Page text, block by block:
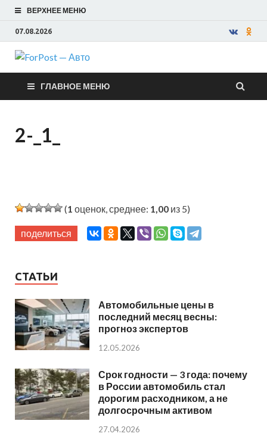
ВЕРХНЕЕ МЕНЮ
07.08.2026
ForPost —
Авто
ГЛАВНОЕ МЕНЮ
2-_1_
(1 оценок, среднее: 1,00 из 5)
поделиться
СТАТЬИ
Автомобильные цены в
последний месяц весны:
прогноз экспертов
12.05.2026
Срок годности — 3 года: почему
в России автомобиль стал
дорогим расходником, а не
долгосрочным активом
27.04.2026